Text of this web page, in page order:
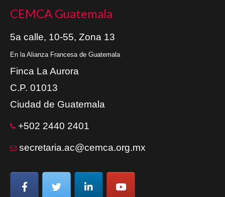
CEMCA Guatemala
5a calle, 10-55, Zona 13
En la Alianza Francesa de Guatemala
Finca La Aurora
C.P. 01013
Ciudad de Guatemala
+502 2440 2401
secretaria.ac@cemca.org.mx